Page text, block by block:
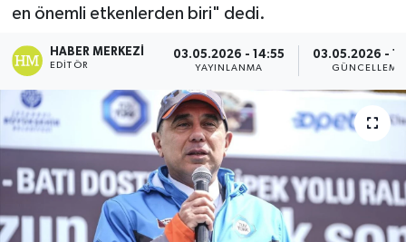
en önemli etkenlerden biri" dedi.
HABER MERKEZI
EDITÖR
03.05.2026 - 14:55
YAYINLANMA
03.05.2026 -
GÜNCELLEME